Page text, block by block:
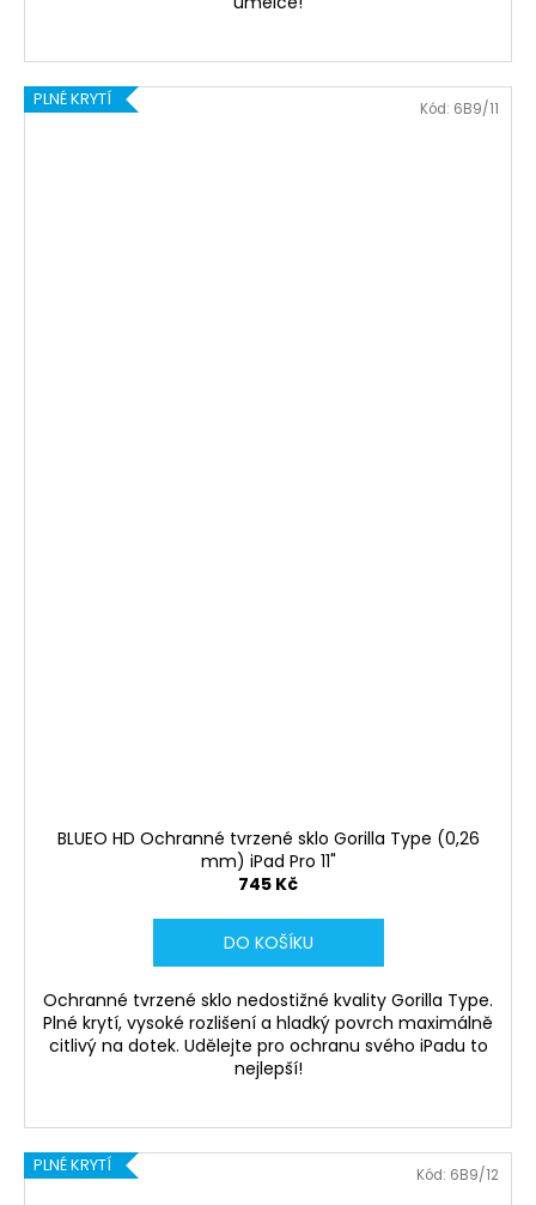
PLNÉ KRYTÍ
BLUEO HD Ochranné tvrzené sklo Gorilla Type (0,26
mm) iPad Pro 11"
745 Kč
DO KOŠÍKU
Ochranné tvrzené sklo nedostižné kvality Gorilla Type.
Plné krytí, vysoké rozlišení a hladký povrch maximálně
citlivý na dotek. Udělejte pro ochranu svého iPadu to
nejlepší!
Kód: 6B9/11
PLNÉ KRYTÍ Kód: 6B9/12